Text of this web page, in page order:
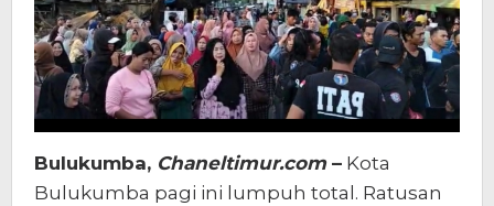
Bulukumba, Chaneltimur.com– Kota
Bulukumba pagi ini lumpuh total. Ratusan